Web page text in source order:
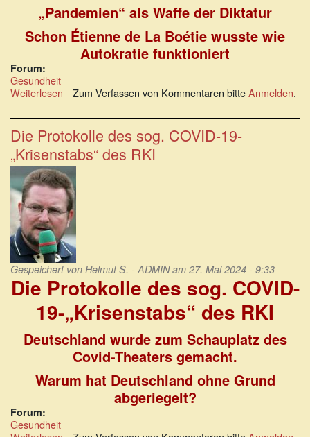
„Pandemien“ als Waffe der Diktatur
Schon Étienne de La Boétie wusste wie
Autokratie funktioniert
Forum:
Gesundheit
Weiterlesen über
einer
Seuchengefahr
in
den
Obrigkeitsmodus
Zum Verfassen von Kommentaren bitteAnmelden.
Die Protokolle des sog. COVID-19-
„Krisenstabs“ des RKI
Gespeichert von Helmut S. - ADMINam 27. Mai 2024 - 9:33
Die Protokolle des sog. COVID-
19-„Krisenstabs“ des RKI
Deutschland wurde zum Schauplatz des
Covid-Theaters gemacht.
Warum hat Deutschland ohne Grund
abgeriegelt?
Forum:
Gesundheit